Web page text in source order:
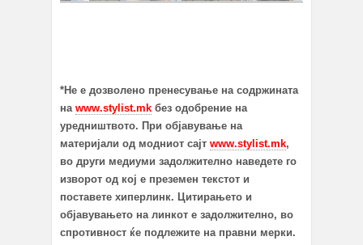
*Не е дозволено пренесување на содржината
на www.stylist.mk без одобрение на
уредништвото. При објавување на
материјали од модниот сајт www.stylist.mk,
во други медиуми задолжително наведете го
изворот од кој е преземен текстот и
поставете хиперлинк. Цитирањето и
објавувањето на линкот е задолжително, во
спротивност ќе подлежите на правни мерки.